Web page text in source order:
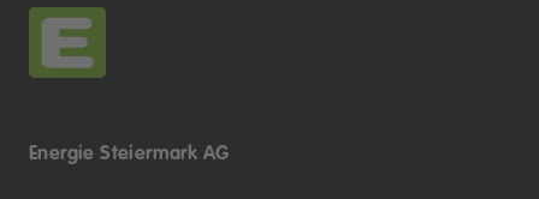
Energie Steiermark AG